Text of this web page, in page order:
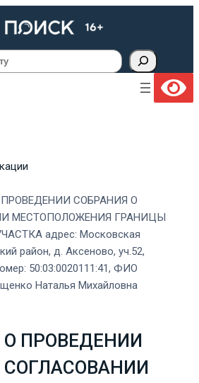
СОБРАНИЯ О
МЕСТОПОЛОЖЕНИЯ ГРАНИЦЫ
адрес: Московская
район, д. Аксеново, уч.52,
50:03:0020111:41, ФИО
Наталья Михайловна
ПРОВЕДЕНИИ
СОГЛАСОВАНИИ